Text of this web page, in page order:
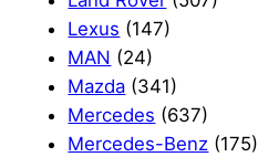
Lexus (147)
MAN (24)
Mazda (341)
Mercedes (637)
Mercedes-Benz (175)